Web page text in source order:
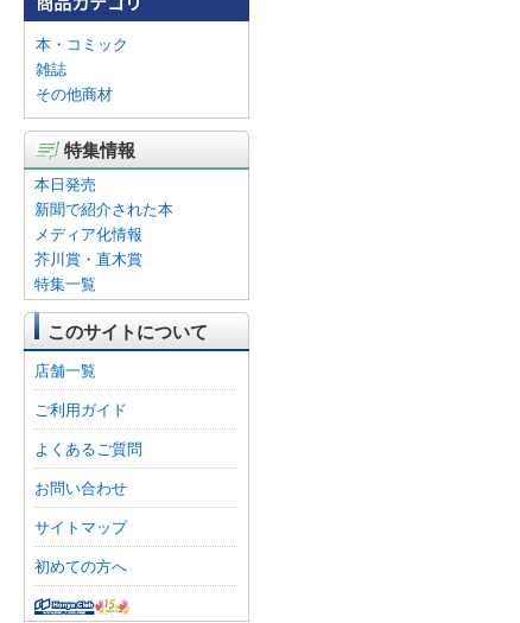
本・コミック
雑誌
その他商材
特集情報
本日発売
新聞で紹介された本
メディア化情報
芥川賞・直木賞
特集一覧
このサイトについて
店舗一覧
ご利用ガイド
よくあるご質問
お問い合わせ
サイトマップ
初めての方へ